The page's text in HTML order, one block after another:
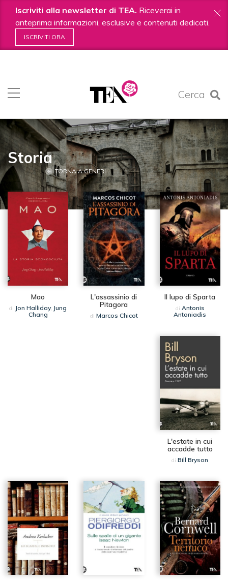
Iscriviti alla newsletter di TEA. Riceverai in
anteprima informazioni, esclusive e contenuti dedicati.
ISCRIVITI ORA
Cerca
contenuti.
|
navigazione
Storia
TORNA A GENERI
IN STORIA
Mao
di Jon Halliday, Jung
Chang
L'assassinio di
Pitagora
di Marcos Chicot
Il lupo di Sparta
di Antonis
Antoniadis
L'estate in cui
accadde tutto
diBill Bryson